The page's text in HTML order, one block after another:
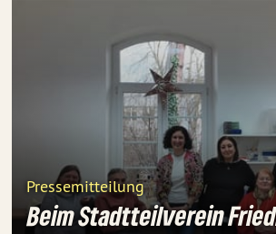
Pressemitteilung
Beim Stadtteilverein